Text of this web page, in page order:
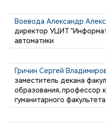
Воевода Александр
директор УЦИТ
автоматики
Гричин Сергей
заместитель декана
образования, профессор
гуманитарного факультета